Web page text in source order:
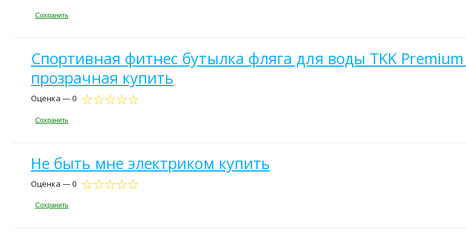
Сохранить
Спортивная фитнес бутылка фляга для воды TKK
прозрачная купить
Оценка — 0
Сохранить
Не быть мне электриком купить
Оценка — 0
Сохранить